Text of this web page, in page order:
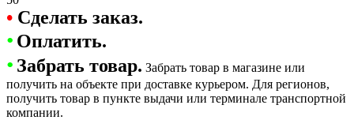
• Сделать заказ.
• Оплатить.
• Забрать товар. Забрать товар в магазине или
получить на объекте при доставке курьером. Для регионов,
получить товар в пункте выдачи или терминале транспортной
компании.